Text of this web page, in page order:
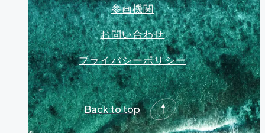
参画機関
お問い合わせ
プライバシーポリシー
Back to top